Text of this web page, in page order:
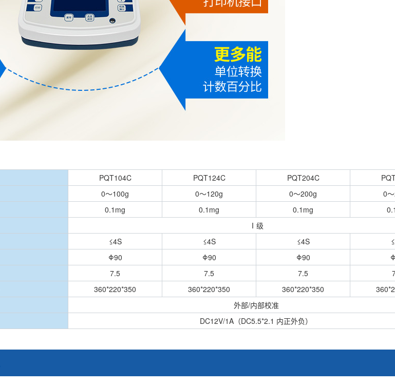
PQT104C PQT124C PQT204C
0～100g 0～120g 0～200g
0
0.1mg 0.1mg 0.1mg
Ⅰ级
≤4S ≤4S ≤4S
Φ90 Φ90 Φ90
7.5 7.5 7.5
360*220*350 360*220*350 360*220*350
外部/内部校准
DC12V/1A（DC5.5*2.1 内正外负）